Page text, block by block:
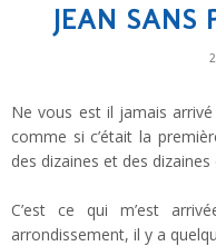
JEAN SANS
Ne vous est il jamais
comme si c’était la
des dizaines et des dizaines
C’est ce qui m’est
arrondissement, il y a